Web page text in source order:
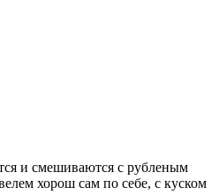
и смешиваются с рубленым
хорош сам по себе, с куском